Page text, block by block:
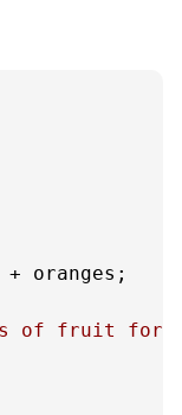
oranges;
of fruit for